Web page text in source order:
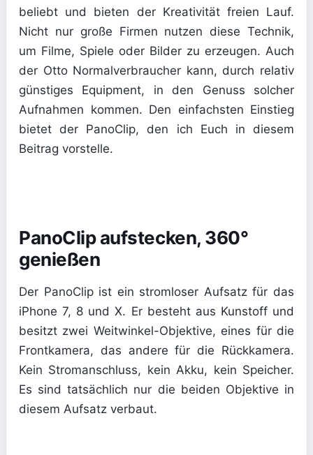
beliebt und bieten der Kreativität freien Lauf.
Nicht nur große Firmen nutzen diese Technik,
um Filme, Spiele oder Bilder zu erzeugen. Auch
der Otto Normalverbraucher kann, durch relativ
günstiges Equipment, in den Genuss solcher
Aufnahmen kommen. Den einfachsten Einstieg
bietet der PanoClip, den ich Euch in diesem
Beitrag vorstelle.
PanoClip aufstecken, 360°
genießen
Der PanoClip ist ein stromloser Aufsatz für das
iPhone 7, 8 und X. Er besteht aus Kunstoff und
besitzt zwei Weitwinkel-Objektive, eines für die
Frontkamera, das andere für die Rückkamera.
Kein Stromanschluss, kein Akku, kein Speicher.
Es sind tatsächlich nur die beiden Objektive in
diesem Aufsatz verbaut.